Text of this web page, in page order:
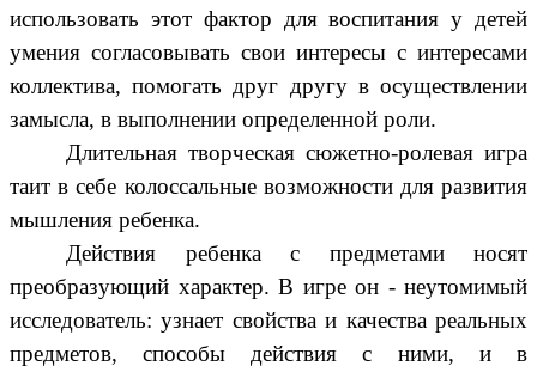
использовать этот фактор для воспитания у детей
умения согласовывать свои интересы с интересами
коллектива, помогать друг другу в осуществлении
замысла, в выполнении определенной роли.
Длительная творческая сюжетно-ролевая игра
таит в себе колоссальные возможности для развития
мышления ребенка.
Действия ребенка с предметами носят
преобразующий характер. В игре он - неутомимый
исследователь: узнает свойства и качества реальных
предметов, способы действия с ними, и в